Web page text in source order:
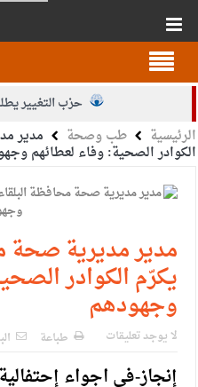
حزب التغيير
الجيش يفتح باب التجنيد
الأمن يتلف 16 مليون حبة كبتاجون و1480 كغم مواد مخدرة
النواب
القاضي يلتقي رؤساء
النواب على
دعوة المكلفين بخدمة العلم
الرئيسية طب وصحة مدير
الكوادر الصحية: وفاء لعطائهم
مدير مديرية صحة
يكرّم الكوادر
وجهودهم
لا يوجد تعليقات طباعة
إنجاز-في اجواء